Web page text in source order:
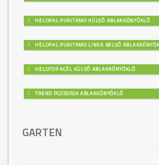
HELOPAL PURITAMO KÜLSŐ ABLAKKÖNYÖKLŐ
HELOPAL PURITAMO LINEA BELSŐ
HELOTOP ACÉL KÜLSŐ ABLAKKÖNYÖKLŐ
TREND POZDORJA ABLAKKÖNYÖKLŐ
GARTEN